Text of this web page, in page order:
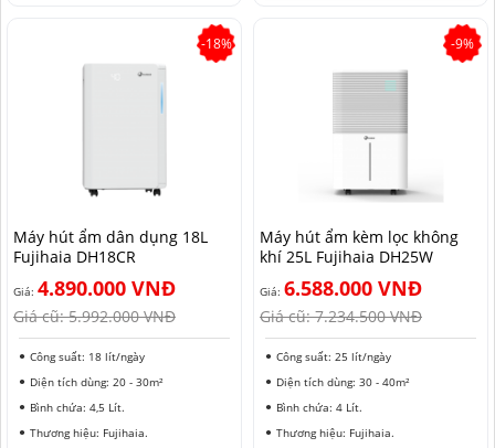
HẢI PHÒNG
-18%
Máy hút ẩm dân dụng 18L
Fujihaia DH18CR
Giá: 4.890.000 VNĐ
Giá cũ:5.992.000 VNĐ
Công suất: 18 lít/ngày
Diện tích dùng: 20 - 30m²
Bình chứa: 4,5 Lít.
Thương hiệu: Fujihaia.
-9%
Máy hút ẩm kèm lọc không
khí 25L Fujihaia DH25W
Giá: 6.588.000 VNĐ
Giá cũ:7.234.500 VNĐ
Công suất: 25 lít/ngày
Diện tích dùng: 30 - 40m²
Bình chứa: 4 Lít.
Thương hiệu: Fujihaia.